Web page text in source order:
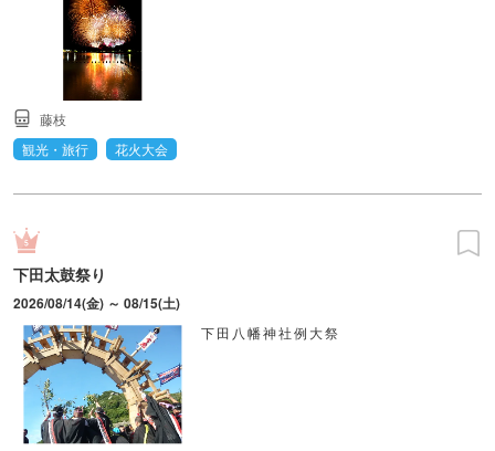
藤枝
観光・旅行
花火大会
下田太鼓祭り
2026/08/14(金) ～ 08/15(土)
下田八幡神社例大祭